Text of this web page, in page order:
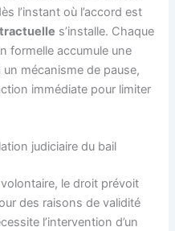
l’instant où l’accord est
s’installe. Chaque
formelle accumule une
mécanisme de pause,
immédiate pour limiter
judiciaire du bail
volontaire, le droit prévoit
des raisons de validité
l’intervention d’un